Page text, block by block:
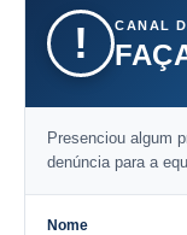
! CANAL
Presenciou algum
denúncia para a
Nome